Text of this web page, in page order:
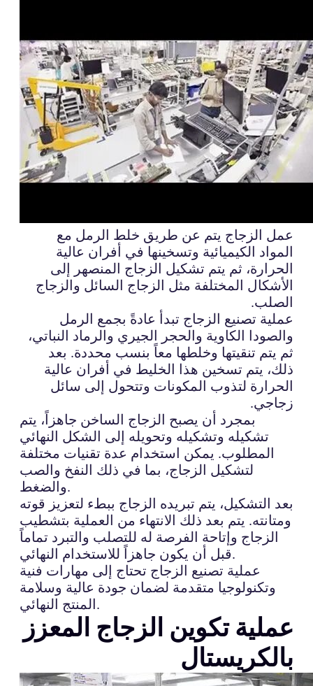
عمل الزجاج يتم عن طريق خلط الرمل مع
المواد الكيميائية وتسخينها في أفران عالية
الحرارة، ثم يتم تشكيل الزجاج المنصهر إلى
الأشكال المختلفة مثل الزجاج السائل والزجاج
الصلب.
عملية تصنيع الزجاج تبدأ عادةً بجمع الرمل
والصودا الكاوية والحجر الجيري والرماد النباتي،
ثم يتم تنقيتها وخلطها معاً بنسب محددة. بعد
ذلك، يتم تسخين هذا الخليط في أفران عالية
الحرارة لتذوب المكونات وتتحول إلى سائل
زجاجي.
بمجرد أن يصبح الزجاج الساخن جاهزاً، يتم
تشكيله وتشكيله وتحويله إلى الشكل النهائي
المطلوب. يمكن استخدام عدة تقنيات مختلفة
لتشكيل الزجاج، بما في ذلك النفخ والصب
والضغط.
بعد التشكيل، يتم تبريده الزجاج ببطء لتعزيز قوته
ومتانته. يتم بعد ذلك الانتهاء من العملية بتشطيب
الزجاج وإتاحة الفرصة له للتصلب والتبرد تماماً
قبل أن يكون جاهزاً للاستخدام النهائي.
عملية تصنيع الزجاج تحتاج إلى مهارات فنية
وتكنولوجيا متقدمة لضمان جودة عالية وسلامة
المنتج النهائي.
عملية تكوين الزجاج المعزز
بالكريستال